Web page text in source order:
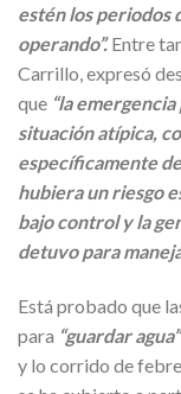
estén los periodos
operando”.Entre
Carrillo, expresó
que “la
situación atípica,
específicamente
hubiera un riesgo
bajo control y la
detuvo para
Está probado que
para “guardar agua”
y lo corrido de